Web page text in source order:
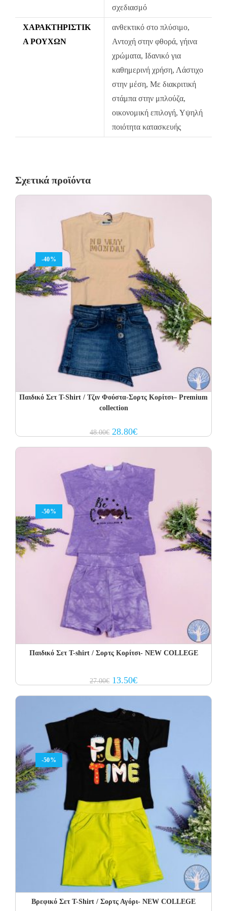
πελάτη μας και είναι ελαττωματικό χωρίς να γίνει αντιληπτό από
εμάς, δεσμευόμαστε με άμεση αντικατάστασή του προϊόντος,
χωρίς καμία οικονομική επιβάρυνση του πελάτη.
σχεδιασμό
ΧΑΡΑΚΤΗΡΙΣΤΙΚ
Ά ΡΟΎΧΩΝ
ανθεκτικό στο πλύσιμο,
Αντοχή στην φθορά, γήινα
χρώματα, Ιδανικό για
καθημερινή χρήση, Λάστιχο
στην μέση, Με διακριτική
στάμπα στην μπλούζα,
οικονομική επιλογή, Υψηλή
ποιότητα κατασκευής
Σχετικά προϊόντα
-40%
Παιδικό Σετ T-Shirt / Τζιν Φούστα-Σορτς Κορίτσι– Premium
collection
48.00€ Original
price
28.80€Current
price
-50%
Παιδικό Σετ T-shirt / Σορτς Κορίτσι- NEW COLLEGE
27.00€ Original
price
13.50€Current
price
-50%
Βρεφικό Σετ Τ-Shirt / Σορτς Αγόρι- NEW COLLEGE